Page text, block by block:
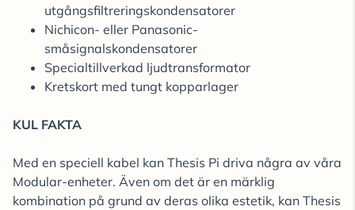
utgångsfiltreringskondensatorer
Nichicon- eller Panasonic-
småsignalskondensatorer
Specialtillverkad ljudtransformator
Kretskort med tungt kopparlager
KUL FAKTA
Med en speciell kabel kan Thesis Pi driva några av våra
Modular-enheter. Även om det är en märklig
kombination på grund av deras olika estetik, kan Thesis